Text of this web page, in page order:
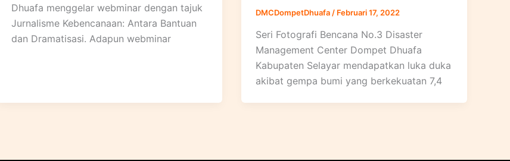
Dhuafa menggelar webminar dengan tajuk
Jurnalisme Kebencanaan: Antara Bantuan
dan Dramatisasi. Adapun webminar
DMCDompetDhuafa / Februari 17, 2022
Seri Fotografi Bencana No.3 Disaster
Management Center Dompet Dhuafa
Kabupaten Selayar mendapatkan luka duka
akibat gempa bumi yang berkekuatan 7,4